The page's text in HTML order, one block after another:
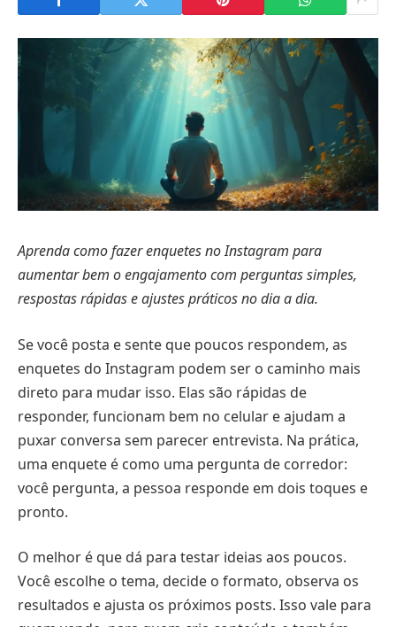
Aprenda como fazer enquetes no Instagram para
aumentar bem o engajamento com perguntas simples,
respostas rápidas e ajustes práticos no dia a dia.
Se você posta e sente que poucos respondem, as
enquetes do Instagram podem ser o caminho mais
direto para mudar isso. Elas são rápidas de
responder, funcionam bem no celular e ajudam a
puxar conversa sem parecer entrevista. Na prática,
uma enquete é como uma pergunta de corredor:
você pergunta, a pessoa responde em dois toques e
pronto.
O melhor é que dá para testar ideias aos poucos.
Você escolhe o tema, decide o formato, observa os
resultados e ajusta os próximos posts. Isso vale para